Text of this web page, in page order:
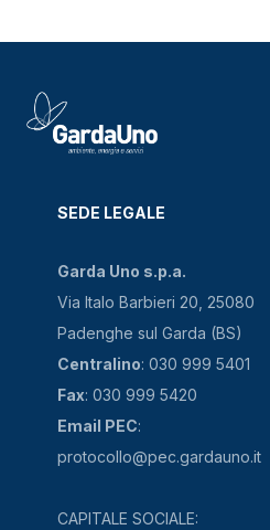
SEDE LEGALE
Garda Uno s.p.a.
Via Italo Barbieri 20, 25080
Padenghe sul Garda (BS)
Centralino: 030 999 5401
Fax: 030 999 5420
Email PEC:
protocollo@pec.gardauno.it
CAPITALE SOCIALE: